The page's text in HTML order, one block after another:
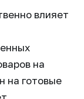
влияет
на
на готовые